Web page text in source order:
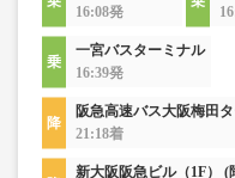
16:08発
一宮バスターミナル
16:39発
阪急高速バス大阪梅田タ
21:18着
新大阪阪急ビル（1F） (